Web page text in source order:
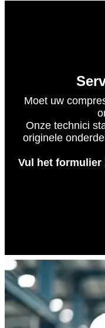
Moet uw
Onze technici
originele
Vul het